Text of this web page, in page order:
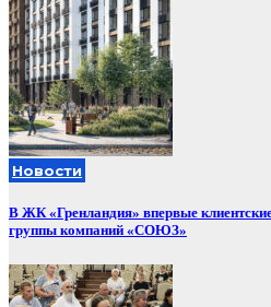
Новости
В ЖК «Гренландия» впервые
группы компаний «СОЮЗ»